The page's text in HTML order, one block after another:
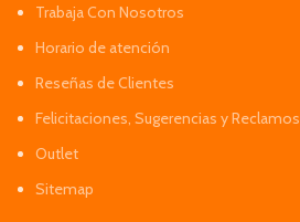
Trabaja Con Nosotros
Horario de atención
Reseñas de Clientes
Felicitaciones, Sugerencias y Reclamos
Outlet
Sitemap